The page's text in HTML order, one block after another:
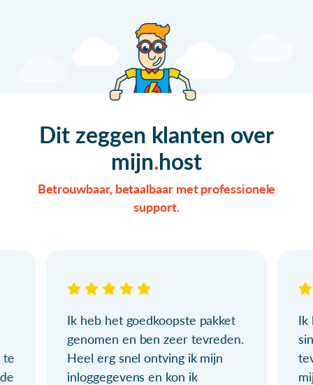
Dit zeggen klanten over
mijn host
Betrouwbaar, betaalbaar met professionele
support.
te
Ik heb het goedkoopste pakket
genomen en ben zeer tevreden.
Heel erg snel ontving ik mijn
inloggegevens en kon ik
Ik